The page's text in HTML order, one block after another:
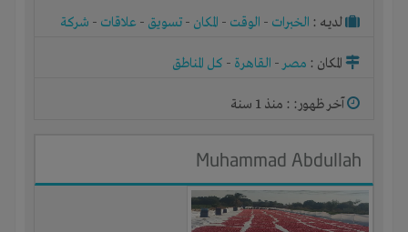
لديـه : الخبرات - الوقت - المكان - تسويق - علاقات - شركة
المكان : مصر- القاهرة - كل المناطق
آخر ظهور: : منذ 1 سنة
Muhammad Abdullah